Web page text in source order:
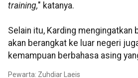
training," katanya.
Selain itu, Karding mengingatkan
akan berangkat ke luar negeri
kemampuan berbahasa asing
Pewarta: Zuhdiar Laeis